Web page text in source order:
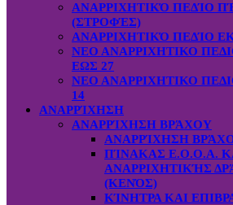
ΑΝΑΡΡΙΧΗΤΙΚΌ ΠΕΔΊΟ
(ΣΤΡΟΦΈΣ)
ΑΝΑΡΡΙΧΗΤΙΚΌ ΠΕΔΊΟ
ΝΕΟ ΑΝΑΡΡΙΧΗΤΙΚΟ
ΕΩΣ 27
ΝΕΟ ΑΝΑΡΡΙΧΗΤΙΚΟ
14
ΑΝΑΡΡΊΧΗΣΗ
ΑΝΑΡΡΊΧΗΣΗ ΒΡΆΧΟΥ
ΑΝΑΡΡΊΧΗΣΗ
ΠΊΝΑΚΑΣ Ε.Ο.Ο.Α.
ΑΝΑΡΡΙΧΗΤΙΚΉΣ
(ΚΕΝΌΣ)
ΚΊΝΗΤΡΑ ΚΑΙ